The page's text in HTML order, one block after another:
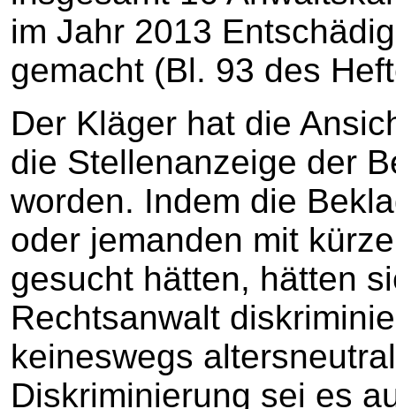
im Jahr 2013
gemacht (Bl. 93 des
Der Kläger hat die
die Stellenanzeige der
worden. Indem die
oder jemanden mit
gesucht hätten, hätten
Rechtsanwalt
keineswegs
Diskriminierung sei es